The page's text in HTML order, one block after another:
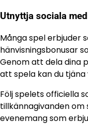
Utnyttja sociala
Många spel erbjuder
hänvisningsbonusar
Genom att dela dina
att spela kan du
Följ spelets officiella
tillkännagivanden
evenemang som